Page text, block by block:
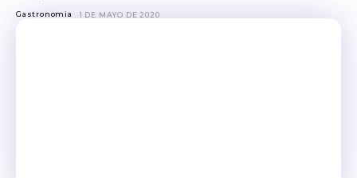
Gastronomia 1 DE MAYO DE 2020